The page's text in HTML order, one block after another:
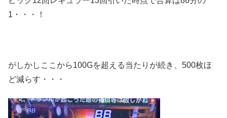
1・・・！
がしかしここから100Gを超える当たりが続き、500枚ほ
ど減らす・・・